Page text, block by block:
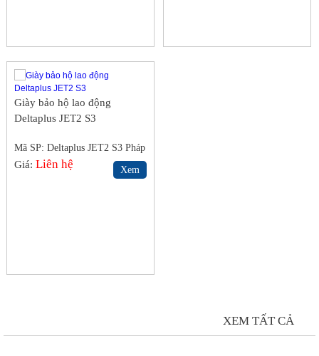
Giày bảo hộ lao động
Deltaplus JET2 S3
Mã SP: Deltaplus JET2 S3 Pháp
Giá:Liên hệ Xem
XEM TẤT CẢ